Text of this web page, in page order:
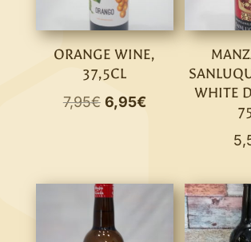
ORANGE WINE,
37,5CL
7,95€ Original
6,95€CurrentWHITE